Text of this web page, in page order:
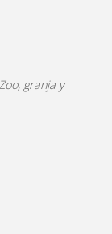
granja y